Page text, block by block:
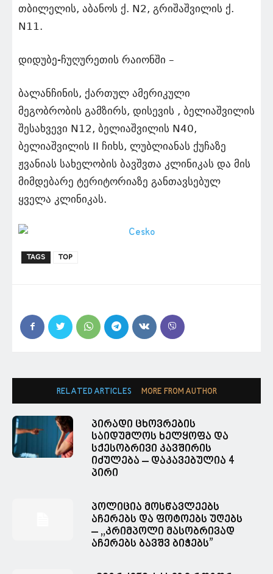
თბილელის, აბანოს ქ. N2, გრიშაშვილის ქ.
N11.
დიდუბე-ჩუღურეთის რაიონში –
ბალანჩინის, ქართულ ამერიკული
მეგობრობის გამზირს, დისევის , ბელიაშვილის
შესახვევი N12, ბელიაშვილის N40,
ბელიაშვილის II ჩიხს, ლუბლიანას ქუჩაზე
ჟვანიას სახელობის ბავშვთა კლინიკას და მის
მიმდებარე ტერიტორიაზე განთავსებულ
ყველა კლინიკას.
TAGS TOP
RELATED ARTICLES MORE FROM AUTHOR
პირადი ცხოვრების
საიდუმლოს ხელყოფა და
სქესობრივი კავშირის
იძულება – დაკავებულია 4
პირი
პოლიცია მოსწავლეებს
აჩერებს და ფოტოებს უღებს
– ,,კრიმპოლი მასობრივად
აჩერებს ბავშვ ბიჭებს”